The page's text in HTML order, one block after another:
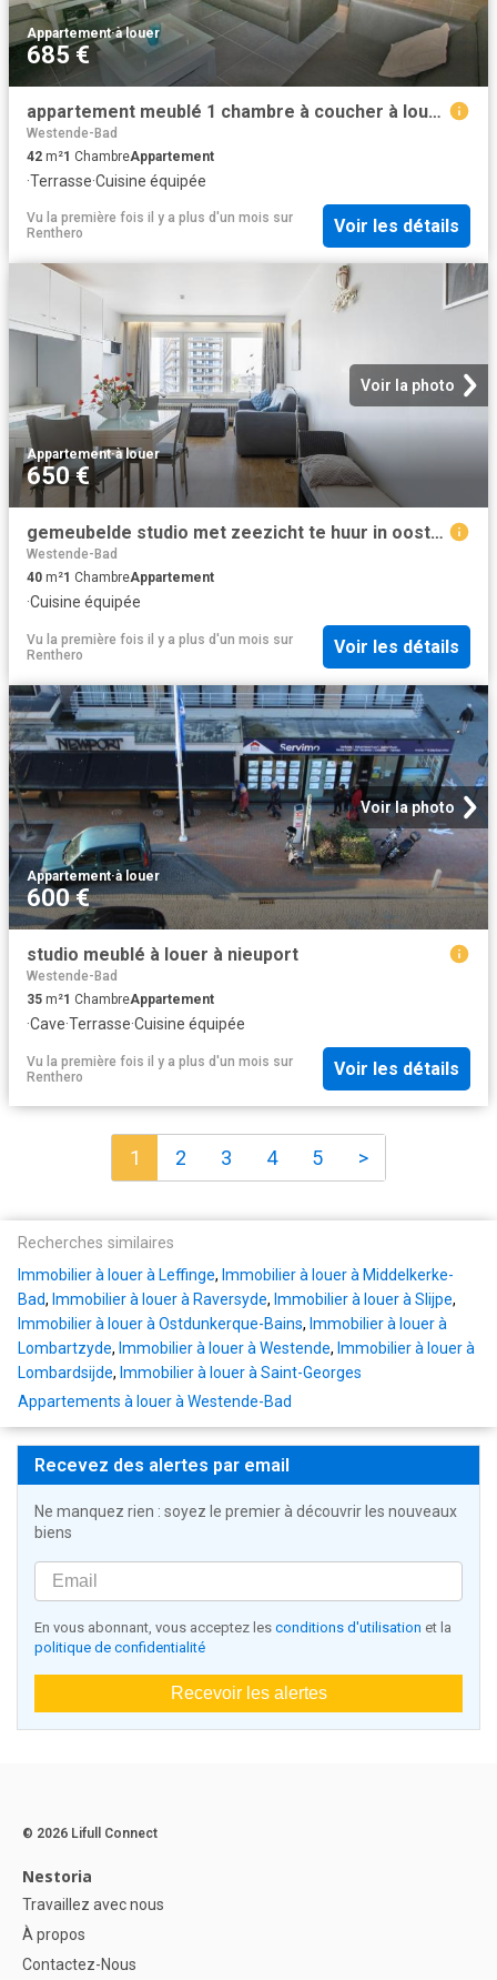
Appartement·à louer
685 €
appartement meublé 1 chambre à coucher à louer à nieuport
Westende-Bad
42 m²1 ChambreAppartement
·Terrasse·Cuisine équipée
Vu la première fois il y a plus d'un mois sur
Renthero
Voir les détails
Voir la photo
Appartement·à louer
650 €
gemeubelde studio met zeezicht te huur in oostduinkerke
Westende-Bad
40 m²1 ChambreAppartement
·Cuisine équipée
Vu la première fois il y a plus d'un mois sur
Renthero
Voir les détails
Voir la photo
Appartement·à louer
600 €
studio meublé à louer à nieuport
Westende-Bad
35 m²1 ChambreAppartement
·Cave·Terrasse·Cuisine équipée
Vu la première fois il y a plus d'un mois sur
Renthero
Voir les détails
1 2 3 4 5 >
Recherches similaires
Immobilier à louer à Leffinge, Immobilier à louer à Middelkerke-
Bad, Immobilier à louer à Raversyde, Immobilier à louer à Slijpe,
Immobilier à louer à Ostdunkerque-Bains, Immobilier à louer à
Lombartzyde, Immobilier à louer à Westende, Immobilier à louer à
Lombardsijde, Immobilier à louer à Saint-Georges
Appartements à louer à Westende-Bad
Recevez des alertes par email
Ne manquez rien : soyez le premier à découvrir les nouveaux
biens
En vous abonnant, vous acceptez les conditions d'utilisation et la
politique de confidentialité
Recevoir les alertes
© 2026 Lifull Connect
Nestoria
Travaillez avec nous
À propos
Contactez-Nous